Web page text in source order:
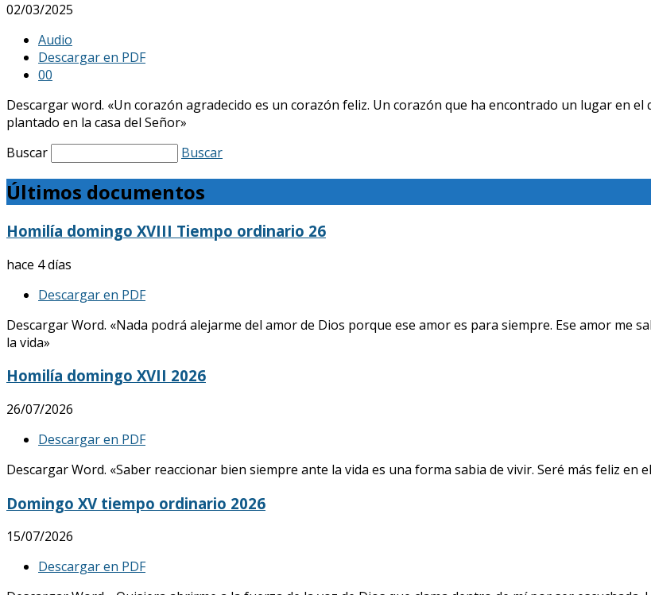
02/03/2025
Audio
Descargar en PDF
00
Descargar word. «Un corazón agradecido es un corazón feliz. Un corazón que ha encontrado un lugar en el
plantado en la casa del Señor»
Buscar
Buscar
Últimos documentos
Homilía domingo XVIII Tiempo ordinario 26
hace 4 días
Descargar en PDF
Descargar Word. «Nada podrá alejarme del amor de Dios porque ese amor es para siempre. Ese amor me
la vida»
Homilía domingo XVII 2026
26/07/2026
Descargar en PDF
Descargar Word. «Saber reaccionar bien siempre ante la vida es una forma sabia de vivir. Seré más feliz
Domingo XV tiempo ordinario 2026
15/07/2026
Descargar en PDF